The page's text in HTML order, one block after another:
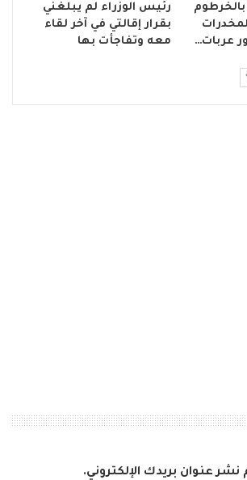
بالخرطوم
عربات…
رئيس الوزراء لم يبلغني
بقرار إقالتي في آخر لقاء
معه وتفاجأت بها
نشر عنوان بريدك الإلكتروني.